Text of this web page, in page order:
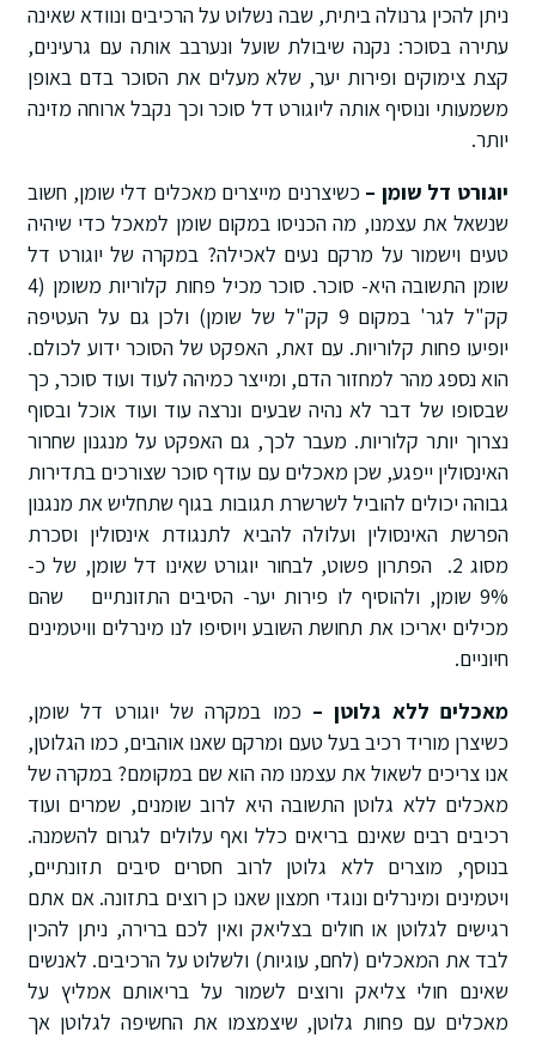
ניתן להכין גרנולה ביתית, שבה נשלוט על הרכיבים ונוודא שאינה
עתירה בסוכר: נקנה שיבולת שועל ונערבב אותה עם גרעינים,
קצת צימוקים ופירות יער, שלא מעלים את הסוכר בדם באופן
משמעותי ונוסיף אותה ליוגורט דל סוכר וכך נקבל ארוחה מזינה
יותר.
יוגורט דל שומן – כשיצרנים מייצרים מאכלים דלי שומן, חשוב
שנשאל את עצמנו, מה הכניסו במקום שומן למאכל כדי שיהיה
טעים וישמור על מרקם נעים לאכילה? במקרה של יוגורט דל
שומן התשובה היא- סוכר. סוכר מכיל פחות קלוריות משומן (4
קק"ל לגר' במקום 9 קק"ל של שומן) ולכן גם על העטיפה
יופיעו פחות קלוריות. עם זאת, האפקט של הסוכר ידוע לכולם.
הוא נספג מהר למחזור הדם, ומייצר כמיהה לעוד ועוד סוכר, כך
שבסופו של דבר לא נהיה שבעים ונרצה עוד ועוד אוכל ובסוף
נצרוך יותר קלוריות. מעבר לכך, גם האפקט על מנגנון שחרור
האינסולין ייפגע, שכן מאכלים עם עודף סוכר שצורכים בתדירות
גבוהה יכולים להוביל לשרשרת תגובות בגוף שתחליש את מנגנון
הפרשת האינסולין ועלולה להביא לתנגודת אינסולין וסכרת
מסוג 2. הפתרון פשוט, לבחור יוגורט שאינו דל שומן, של כ-
9% שומן, ולהוסיף לו פירות יער- הסיבים התזונתיים שהם
מכילים יאריכו את תחושת השובע ויוסיפו לנו מינרלים וויטמינים
חיוניים.
מאכלים ללא גלוטן –כמו במקרה של יוגורט דל שומן,
כשיצרן מוריד רכיב בעל טעם ומרקם שאנו אוהבים, כמו הגלוטן,
אנו צריכים לשאול את עצמנו מה הוא שם במקומם? במקרה של
מאכלים ללא גלוטן התשובה היא לרוב שומנים, שמרים ועוד
רכיבים רבים שאינם בריאים כלל ואף עלולים לגרום להשמנה.
בנוסף, מוצרים ללא גלוטן לרוב חסרים סיבים תזונתיים,
ויטמינים ומינרלים ונוגדי חמצון שאנו כן רוצים בתזונה. אם אתם
רגישים לגלוטן או חולים בצליאק ואין לכם ברירה, ניתן להכין
לבד את המאכלים (לחם, עוגיות) ולשלוט על הרכיבים. לאנשים
שאינם חולי צליאק ורוצים לשמור על בריאותם אמליץ על
מאכלים עם פחות גלוטן, שיצמצמו את החשיפה לגלוטן אך